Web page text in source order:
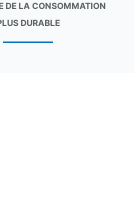
DE LA CONSOMMATION
DURABLE